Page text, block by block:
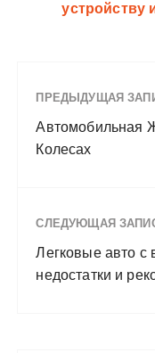
устройству
ПРЕДЫДУЩАЯ
Автомобильная
Колесах
СЛЕДУЮЩАЯ
Легковые авто с
недостатки и